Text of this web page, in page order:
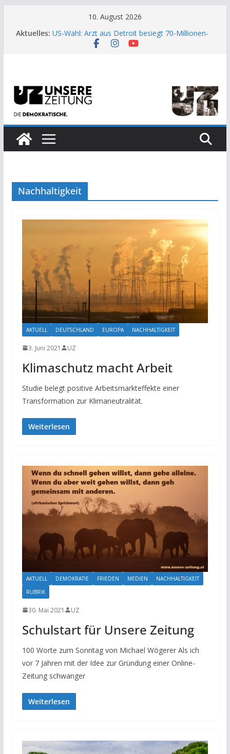
10. August 2026
Aktuelles: US-Wahl: Arzt aus Detroit besiegt 70-Millionen-
Dollar-Lobby
Plattform
Kinderbetreuung ist keine Arbeit?
Nachhaltigkeit
AKTUELL DEUTSCHLAND EUROPA NACHHALTIGKEIT
3. Juni 2021 UZ
Klimaschutz macht Arbeit
Studie belegt positive Arbeitsmarkteffekte einer
Transformation zur Klimaneutralität.
Weiterlesen
AKTUELL DEMOKRATIE FRIEDEN MEDIEN
NACHHALTIGKEIT
RUBRIK
30. Mai 2021 UZ
Schulstart für Unsere Zeitung
100 Worte zum Sonntag von Michael Wögerer Als ich
vor 7 Jahren mit der Idee zur Gründung einer Online-
Zeitung schwanger
Weiterlesen